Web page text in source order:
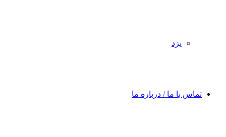
یزد
تماس با ما / درباره ما